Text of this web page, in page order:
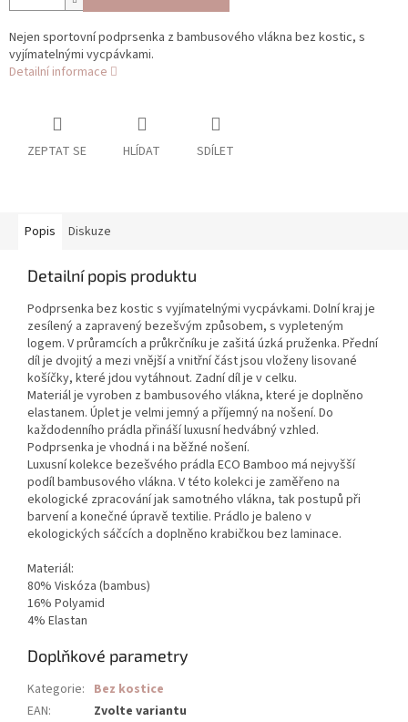
Nejen sportovní podprsenka z bambusového vlákna bez kostic, s
vyjímatelnými vycpávkami.
Detailní informace
ZEPTAT SE HLÍDAT SDÍLET
Popis Diskuze
Detailní popis produktu
Podprsenka bez kostic s vyjímatelnými vycpávkami. Dolní kraj je
zesílený a zapravený bezešvým způsobem, s vypleteným
logem. V průramcích a průkrčníku je zašitá úzká pruženka. Přední
díl je dvojitý a mezi vnější a vnitřní část jsou vloženy lisované
košíčky, které jdou vytáhnout. Zadní díl je v celku.
Materiál je vyroben z bambusového vlákna, které je doplněno
elastanem. Úplet je velmi jemný a příjemný na nošení. Do
každodenního prádla přináší luxusní hedvábný vzhled.
Podprsenka je vhodná i na běžné nošení.
Luxusní kolekce bezešvého prádla ECO Bamboo má nejvyšší
podíl bambusového vlákna. V této kolekci je zaměřeno na
ekologické zpracování jak samotného vlákna, tak postupů při
barvení a konečné úpravě textilie. Prádlo je baleno v
ekologických sáčcích a doplněno krabičkou bez laminace.
Materiál:
80% Viskóza (bambus)
16% Polyamid
4% Elastan
Doplňkové parametry
Kategorie: Bez kostice
EAN: Zvolte variantu